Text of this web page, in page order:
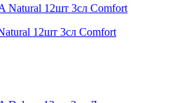
12шт 3сл Comfort